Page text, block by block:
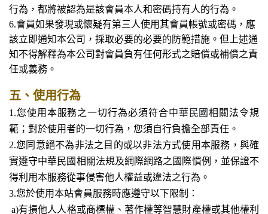
行為，都將被認為是該會員本人和密碼持有人的行為。
6.會員如果發現或懷疑有第三人使用其會員帳號或密碼，應
該立即通知本公司，採取必要的必要的防範措施。但上述通
知不得解釋為本公司對會員負有任何形式之賠償或補償之責
任或義務。
五、使用行為
1.您使用本服務之一切行為必須符合中華民國相關法令規
範；對於使用者的一切行為，您須自行負擔全部責任。
2.您同意絕不為非法之目的或以非法方式使用本服務，與確
實遵守中華民國相關法規及網際網路之國際慣例，並保證不
得利用本服務從事侵害他人權益或違法之行為。
3.您於使用本站會員服務時應遵守以下限制：
a)有損他人人格或商標權、著作權等智慧財產權或其他權利